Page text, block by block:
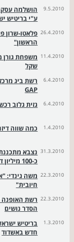
9.5.2010
ע"י בריטיש ישראל
26.4.2010 פלאטו-שרון
הראשון"
11.4.2010
שקל
6.4.2010
GAP
6.4.2010 גזית גלוב רכשה
1.4.2010 כמה שווה
31.3.2010 נצבא
כ-100 מיליון דולר
22.3.2010 משה גינדי:
חיובית"
22.3.2010 רשת
הסדר נושים
1.3.2010
בריטיש
חדש באשדוד